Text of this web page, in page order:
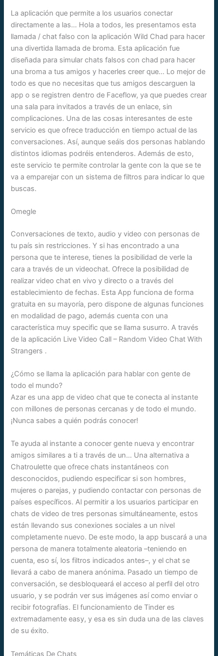
La aplicación que permite a los usuarios conectar
directamente a las… Hola a todos, les presentamos esta
llamada / chat falso con la aplicación Wild Chad para hacer
una divertida llamada de broma. Esta aplicación fue
diseñada para simular chats falsos con chad para hacer
una broma a tus amigos y hacerles creer que… Lo mejor de
todo es que no necesitas que tus amigos descarguen la
app o se registren dentro de Faceflow, ya que puedes crear
una sala para invitados a través de un enlace, sin
complicaciones. Una de las cosas interesantes de este
servicio es que ofrece traducción en tiempo actual de las
conversaciones. Así, aunque seáis dos personas hablando
distintos idiomas podréis entenderos. Además de esto,
este servicio te permite controlar la gente con la que se te
va a emparejar con un sistema de filtros para indicar lo que
buscas.
Omegle
Conversaciones de texto, audio y video con personas de
tu país sin restricciones. Y si has encontrado a una
persona que te interese, tienes la posibilidad de verle la
cara a través de un videochat. Ofrece la posibilidad de
realizar video chat en vivo y directo o a través del
establecimiento de fechas. Esta App funciona de forma
gratuita en su mayoría, pero dispone de algunas funciones
en modalidad de pago, además cuenta con una
característica muy specific que se llama susurro. A través
de la aplicación Live Video Call – Random Video Chat With
Strangers .
¿Cómo se llama la aplicación para hablar con gente de
todo el mundo?
Azar es una app de video chat que te conecta al instante
con millones de personas cercanas y de todo el mundo.
¡Nunca sabes a quién podrás conocer!
Te ayuda al instante a conocer gente nueva y encontrar
amigos similares a ti a través de un… Una alternativa a
Chatroulette que ofrece chats instantáneos con
desconocidos, pudiendo especificar si son hombres,
mujeres o parejas, y pudiendo contactar con personas de
países específicos. Al permitir a los usuarios participar en
chats de video de tres personas simultáneamente, estos
están llevando sus conexiones sociales a un nivel
completamente nuevo. De este modo, la app buscará a una
persona de manera totalmente aleatoria –teniendo en
cuenta, eso sí, los filtros indicados antes–, y el chat se
llevará a cabo de manera anónima. Pasado un tiempo de
conversación, se desbloqueará el acceso al perfil del otro
usuario, y se podrán ver sus imágenes así como enviar o
recibir fotografías. El funcionamiento de Tinder es
extremadamente easy, y esa es sin duda una de las claves
de su éxito.
Temáticas De Chats